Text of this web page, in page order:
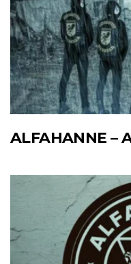
ALFAHANNE –